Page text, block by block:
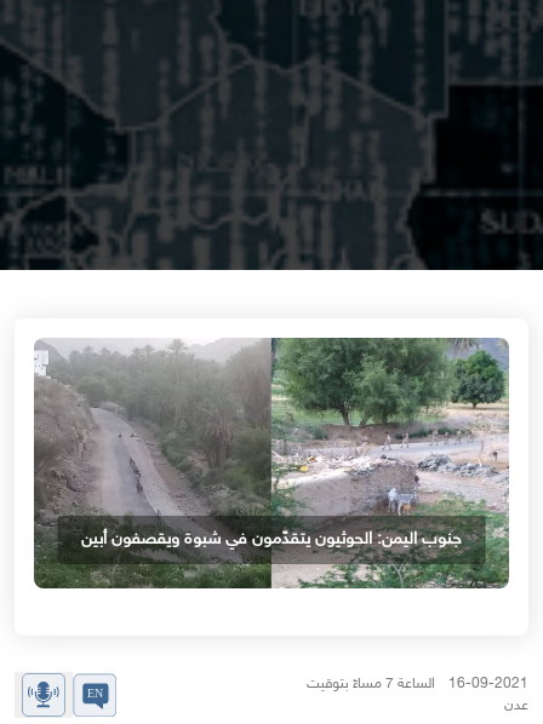
جنوب اليمن: الحوثيون يتقدّمون في شبوة ويقصفون أبين
16-09-2021 الساعة 7 مساءً بتوقيت
عدن